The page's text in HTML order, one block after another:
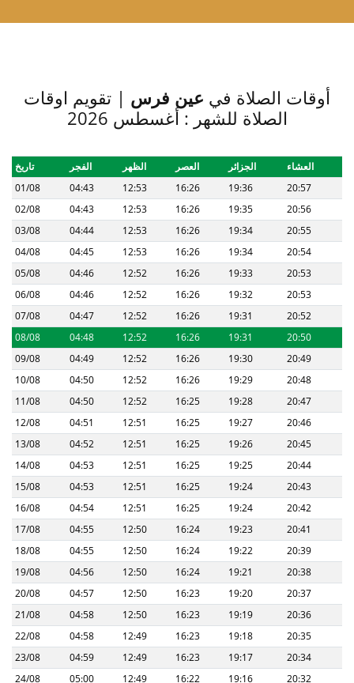
أوقات الصلاة في عين فرس | تقويم اوقات
الصلاة للشهر : أغسطس 2026
تاريخ الفجر الظهر العصر الجزائر
العشاء
01/08
04:43 12:53 16:26 19:36
20:57
02/08
04:43 12:53 16:26 19:35
20:56
03/08
04:44 12:53 16:26 19:34
20:55
04/08
04:45 12:53 16:26 19:34
20:54
05/08
04:46 12:52 16:26 19:33
20:53
06/08
04:46 12:52 16:26 19:32
20:53
07/08
04:47 12:52 16:26 19:31
20:52
08/08
04:48 12:52 16:26 19:31
20:50
09/08
04:49 12:52 16:26 19:30
20:49
10/08
04:50 12:52 16:26 19:29
20:48
11/08
04:50 12:52 16:25 19:28
20:47
12/08
04:51 12:51 16:25 19:27
20:46
13/08
04:52 12:51 16:25 19:26
20:45
14/08
04:53 12:51 16:25 19:25
20:44
15/08
04:53 12:51 16:25 19:24
20:43
16/08
04:54 12:51 16:25 19:24
20:42
17/08
04:55 12:50 16:24 19:23
20:41
18/08
04:55 12:50 16:24 19:22
20:39
19/08
04:56 12:50 16:24 19:21
20:38
20/08
04:57 12:50 16:23 19:20
20:37
21/08
04:58 12:50 16:23 19:19
20:36
22/08
04:58 12:49 16:23 19:18
20:35
23/08
04:59 12:49 16:23 19:17
20:34
24/08
05:00 12:49 16:22 19:16
20:32